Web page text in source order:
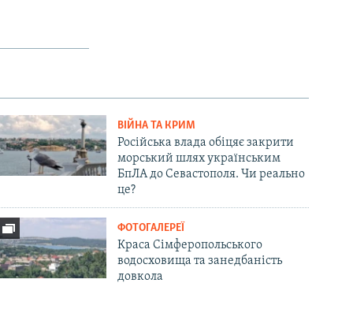
ВІЙНА ТА КРИМ
Російська влада обіцяє закрити
морський шлях українським
БпЛА до Севастополя. Чи реально
це?
ФОТОГАЛЕРЕЇ
Краса Сімферопольського
водосховища та занедбаність
довкола